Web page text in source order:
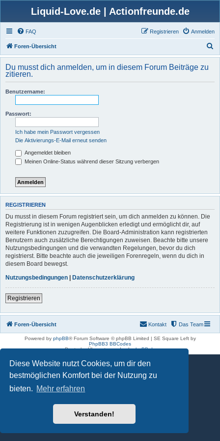
Diese Website nutzt Cookies, um dir den
bestmöglichen Komfort bei der Nutzung zu
bieten. Mehr erfahren
Verstanden!
Liquid-Love.de | Actionfreunde.de
FAQ Anmelden
Registrieren
Foren-Übersicht
u
h
Du musst dich anmelden, um in diesem Forum Beiträge zu
zitieren.
Benutzername:
Passwort:
Ich habe mein Passwort vergessen
Die Aktivierungs-E-Mail erneut senden
Angemeldet bleiben
Meinen Online-Status während dieser Sitzung verbergen
REGISTRIEREN
Du musst in diesem Forum registriert sein, um dich anmelden zu können. Die
Registrierung ist in wenigen Augenblicken erledigt und ermöglicht dir, auf
weitere Funktionen zuzugreifen. Die Board-Administration kann registrierten
Benutzern auch zusätzliche Berechtigungen zuweisen. Beachte bitte unsere
Nutzungsbedingungen und die verwandten Regelungen, bevor du dich
registrierst. Bitte beachte auch die jeweiligen Forenregeln, wenn du dich in
diesem Board bewegst.
Nutzungsbedingungen | Datenschutzerklärung
Registrieren
Foren-Übersicht Das Team
Kontakt
Powered by phpBB® Forum Software © phpBB Limited | SE Square Left by
PhpBB3 BBCodes
Deutsche Übersetzung durchphpBB.de